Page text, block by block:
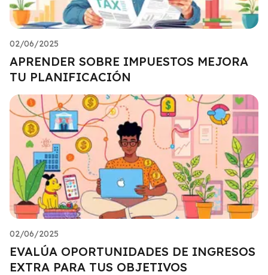
02/06/2025
APRENDER SOBRE IMPUESTOS MEJORA
TU PLANIFICACIÓN
02/06/2025
EVALÚA OPORTUNIDADES DE INGRESOS
EXTRA PARA TUS OBJETIVOS